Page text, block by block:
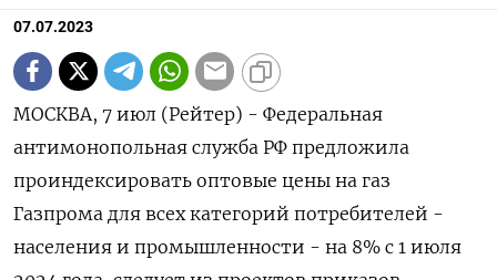
07.07.2023
МОСКВА, 7 июл (Рейтер) - Федеральная
антимонопольная служба РФ предложила
проиндексировать оптовые цены на газ
Газпрома для всех категорий потребителей -
населения и промышленности - на 8% с 1 июля